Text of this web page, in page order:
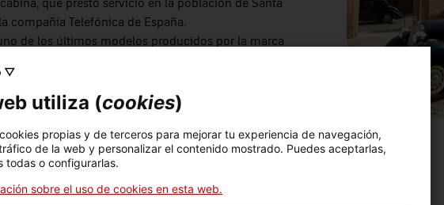
que prestó servicio en la población de Santa
compañía Telefónica de España.
de los últimos modelos producidos por la marca
conservado.
de Limpiacristales Netol descubierto en Terrassa se
hace la restauración.
en parkings.
trata de dos pistolas excepcionales de factura catalana
diésel estacionario que fue fabricado en 1920 por la
▽
utiliza (cookies)
propias y de terceros para mejorar tu experiencia de navegación,
de la web y personalizar el contenido mostrado. Puedes aceptarlas,
todas o configurarlas.
sobre el uso de cookies en esta web.